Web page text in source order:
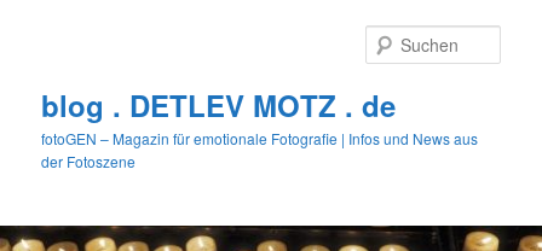
blog . DETLEV MOTZ . de
fotoGEN – Magazin für emotionale Fotografie | Infos und News aus
der Fotoszene